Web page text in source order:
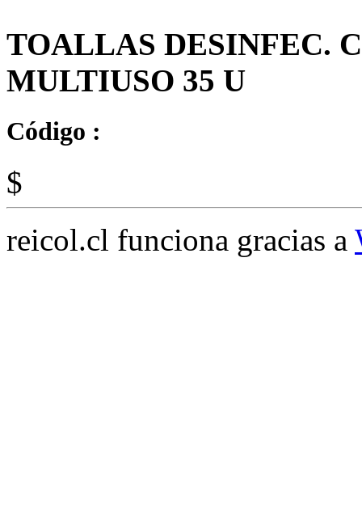
TOALLAS DESINFEC.
MULTIUSO 35 U
Código :
$
reicol.cl funciona gracias a